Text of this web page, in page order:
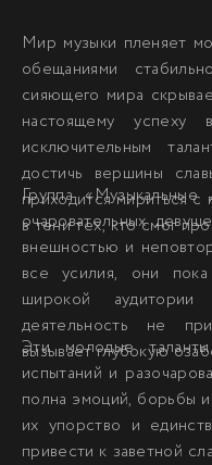
Мир музыки пленяет
обещаниями
сияющего мира
настоящему
исключительным
достичь вершины
приходится мириться с
в тени тех, кто смог
Группа
очаровательных
внешностью и
все усилия, они
широкой
деятельность не
вызывает глубокую
Эти молодые
испытаний и
полна эмоций, борьбы
их упорство и
привести к заветной